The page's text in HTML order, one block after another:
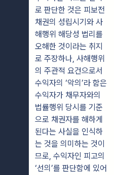
로 판단한 것은 피보전
채권의 성립시기와 사
해행위 해당성 법리를
오해한 것이라는 취지
로 주장하나, 사해행위
의 주관적 요건으로서
수익자의 ‘악의’라 함은
수익자가 채무자와의
법률행위 당시를 기준
으로 채권자를 해하게
된다는 사실을 인식하
는 것을 의미하는 것이
므로, 수익자인 피고의
‘선의’를 판단함에 있어